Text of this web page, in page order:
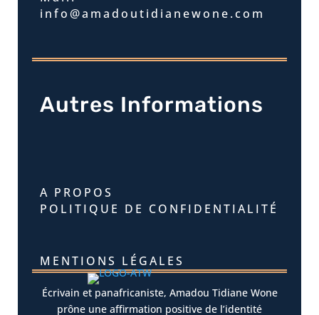
info@amadoutidianewone.com
Autres Informations
A PROPOS
POLITIQUE DE CONFIDENTIALITÉ
MENTIONS LÉGALES
Écrivain et panafricaniste, Amadou Tidiane Wone
prône une affirmation positive de l’identité